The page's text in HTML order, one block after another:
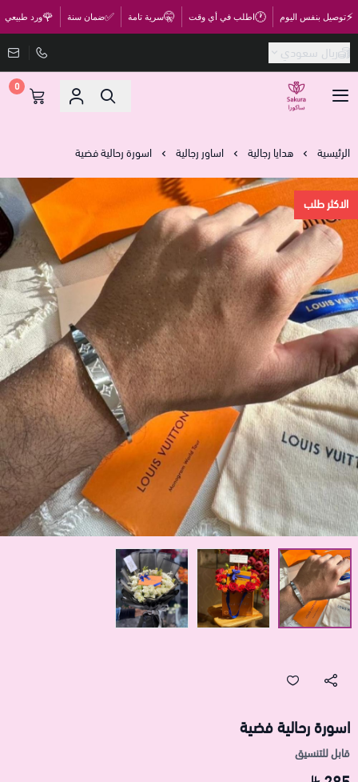
⚡توصيل بنفس اليوم 🕐اطلب في أي وقت 🤫سرية تامة ✅ضمان سنة 🌹ورد طبيعي
ريال سعودي
متجر ساكورا
0
الرئيسية هدايا رجالية اساور رجالية اسورة رحالية فضية
الاكثر طلب
اسورة رحالية فضية
قابل للتنسيق